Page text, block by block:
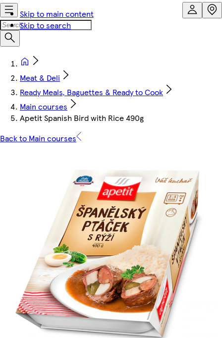
Skip to main content
Skip to search
Meat & Deli
Ready Meals, Baguettes & Ready to Cook
Main courses
Apetit Spanish Bird with Rice 490g
Back to Main courses